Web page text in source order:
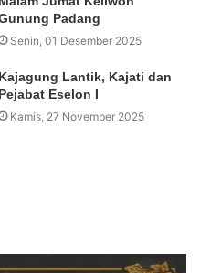
Padang
Senin, 01 Desember 2025
Kajagung Lantik, Kajati dan
Pejabat Eselon I
Kamis, 27 November 2025